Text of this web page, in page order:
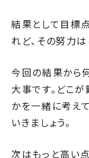
結果として目標
れど、その努力
今回の結果から
大事です。どこ
かを一緒に考え
いきましょう。
次はもっと高い